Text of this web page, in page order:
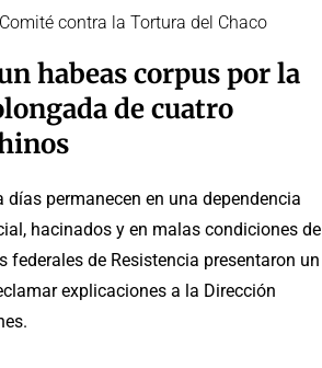
contra la Tortura del Chaco
habeas corpus por la
de cuatro
días permanecen en una dependencia
hacinados y en malas condiciones de
federales de Resistencia presentaron un
explicaciones a la Dirección